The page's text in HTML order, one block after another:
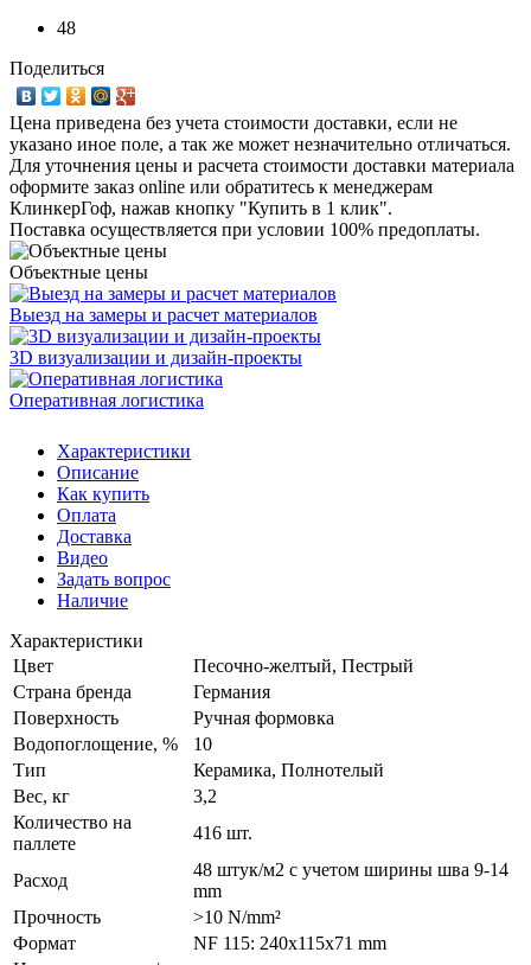
48
Поделиться
Цена приведена без учета стоимости доставки, если не
указано иное поле, а так же может незначительно отличаться.
Для уточнения цены и расчета стоимости доставки материала
оформите заказ online или обратитесь к менеджерам
КлинкерГоф, нажав кнопку "Купить в 1 клик".
Поставка осуществляется при условии 100% предоплаты.
Объектные цены
Выезд на замеры и расчет материалов
3D визуализации и дизайн-проекты
Оперативная логистика
Характеристики
Описание
Как купить
Оплата
Доставка
Видео
Задать вопрос
Наличие
Характеристики
Цвет
Песочно-желтый, Пестрый
Страна бренда
Германия
Поверхность
Ручная формовка
Водопоглощение, %
10
Тип
Керамика, Полнотелый
Вес, кг
3,2
Количество на
паллете
416 шт.
Расход
48 штук/м2 с учетом ширины шва 9-14
mm
Прочность
>10 N/mm²
Формат
NF 115: 240x115x71 mm